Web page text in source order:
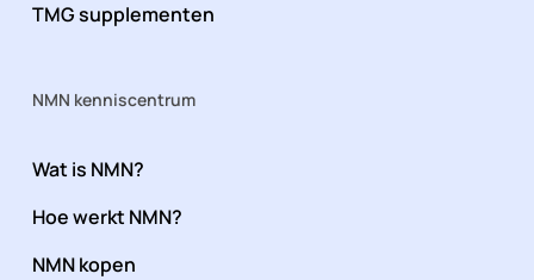
TMG supplementen
NMN kenniscentrum
Wat is NMN?
Hoe werkt NMN?
NMN kopen